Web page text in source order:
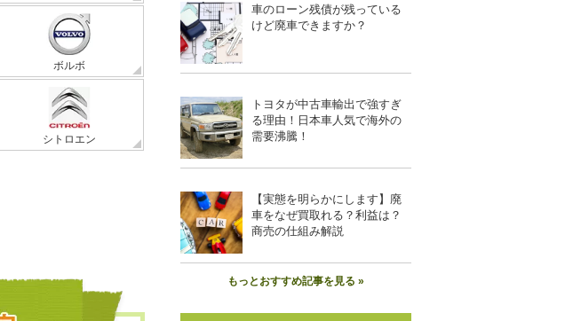
ボルボ
シトロエン
車のローン残債が残っている
けど廃車できますか？
トヨタが中古車輸出で強すぎ
る理由！日本車人気で海外の
需要沸騰！
【実態を明らかにします】廃
車をなぜ買取れる？利益は？
商売の仕組み解説
もっとおすすめ記事を見る »